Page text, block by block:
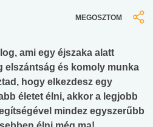
MEGOSZTOM
ami egy éjszaka alatt
elszántság és komoly munka
hogy elkezdesz egy
életet élni, akkor a legjobb
mindez egyszerűbb